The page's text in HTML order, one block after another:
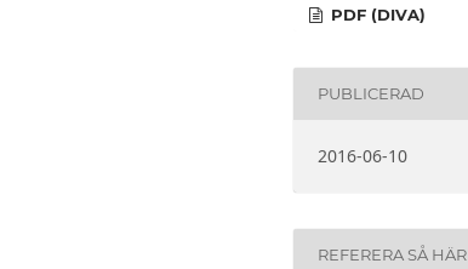
PDF (DIVA)
PUBLICERAD
2016-06-10
REFERERA SÅ HÄR